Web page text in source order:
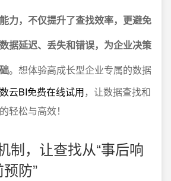
力，不仅提升了查找效率，更避免
据延迟、丢失和错误，为企业决策
。想体验高成长型企业专属的数据
云BI免费在线试用，让数据查找和
轻松与高效！
制，让查找从“事后响
防”